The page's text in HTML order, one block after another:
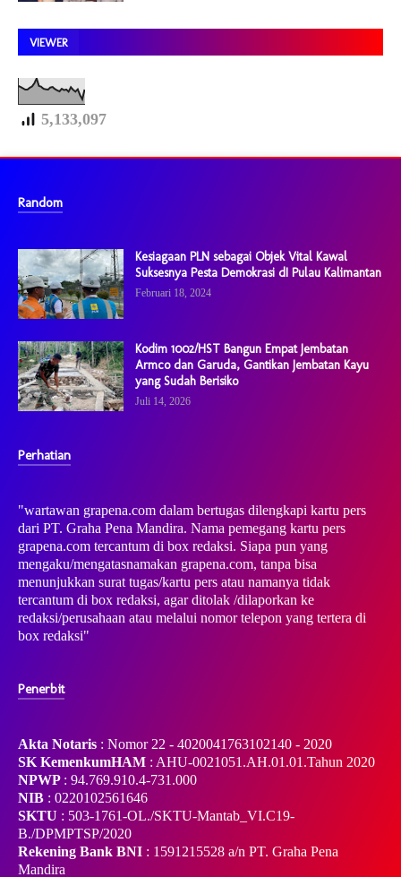
VIEWER
5,133,097
Random
Kesiagaan PLN sebagai Objek Vital Kawal
Suksesnya Pesta Demokrasi dI Pulau Kalimantan
Februari 18, 2024
Kodim 1002/HST Bangun Empat Jembatan
Armco dan Garuda, Gantikan Jembatan Kayu
yang Sudah Berisiko
Juli 14, 2026
Perhatian
"wartawan grapena.com dalam bertugas dilengkapi kartu pers
dari PT. Graha Pena Mandira. Nama pemegang kartu pers
grapena.com tercantum di box redaksi. Siapa pun yang
mengaku/mengatasnamakan grapena.com, tanpa bisa
menunjukkan surat tugas/kartu pers atau namanya tidak
tercantum di box redaksi, agar ditolak /dilaporkan ke
redaksi/perusahaan atau melalui nomor telepon yang tertera di
box redaksi"
Penerbit
Akta Notaris : Nomor 22 - 4020041763102140 - 2020
SK KemenkumHAM : AHU-0021051.AH.01.01.Tahun 2020
NPWP : 94.769.910.4-731.000
NIB : 0220102561646
SKTU : 503-1761-OL./SKTU-Mantab_VI.C19-
B./DPMPTSP/2020
Rekening Bank BNI : 1591215528 a/n PT. Graha Pena
Mandira